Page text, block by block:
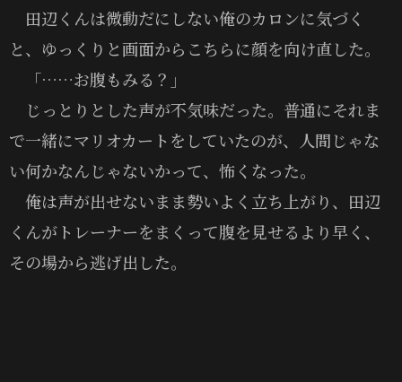
田辺くんは微動だにしない俺のカロンに気づく
と、ゆっくりと画面からこちらに顔を向け直した。
「……お腹もみる？」
じっとりとした声が不気味だった。普通にそれま
で一緒にマリオカートをしていたのが、人間じゃな
い何かなんじゃないかって、怖くなった。
俺は声が出せないまま勢いよく立ち上がり、田辺
くんがトレーナーをまくって腹を見せるより早く、
その場から逃げ出した。